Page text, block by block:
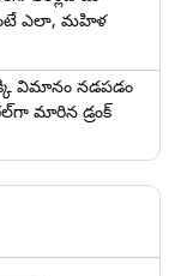
ఎలా, మహిళ
విమానం నడపడం
మారిన డ్రంక్‌